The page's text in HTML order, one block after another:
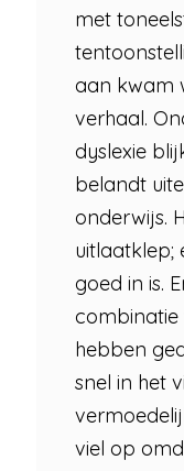
met
aan kwam
verhaal.
dyslexie
belandt
onderwijs.
uitlaatklep;
goed in is.
hebben
snel in het
viel op